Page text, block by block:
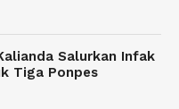
Salurkan Infak
Tiga Ponpes